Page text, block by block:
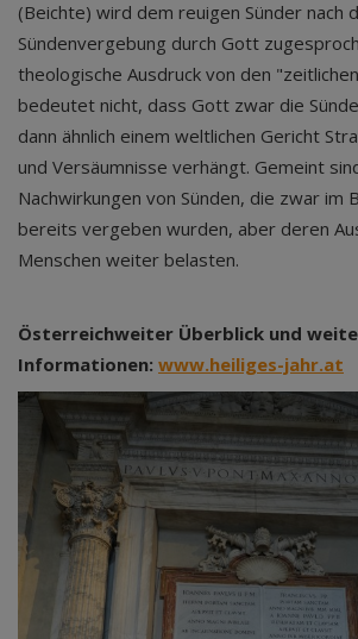
(Beichte) wird dem reuigen Sünder nach
Sündenvergebung durch Gott
theologische Ausdruck von den
bedeutet nicht, dass Gott zwar die
dann ähnlich einem weltlichen Gericht
und Versäumnisse verhängt. Gemeint
Nachwirkungen von Sünden, die zwar im
bereits vergeben wurden, aber deren
Menschen weiter belasten.
Österreichweiter Überblick und
Informationen: www.heiliges-jahr.at